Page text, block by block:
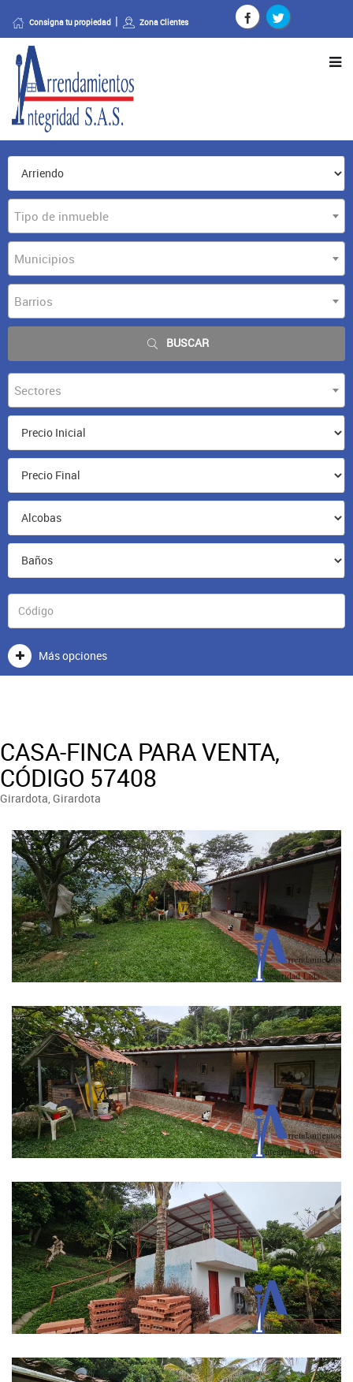
Consigna tu propiedad Zona Clientes
Tipo de inmueble
Municipios
Barrios
BUSCAR
Sectores
Más opciones
CASA-FINCA PARA VENTA,
CÓDIGO 57408
Girardota, Girardota